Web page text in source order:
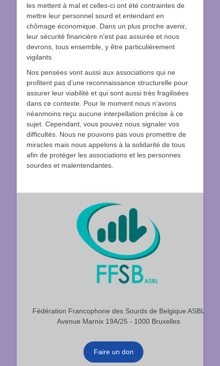
les mettent à mal et celles-ci ont été contraintes de
mettre leur personnel sourd et entendant en
chômage économique. Dans un plus proche avenir,
leur sécurité financière n’est pas assurée et nous
devrons, tous ensemble, y être particulièrement
vigilants.
Nos pensées vont aussi aux associations qui ne
profitent pas d’une reconnaissance structurelle pour
assurer leur viabilité et qui sont aussi très fragilisées
dans ce contexte. Pour le moment nous n’avons
néanmoins reçu aucune interpellation précise à ce
sujet. Cependant, vous pouvez nous signaler vos
difficultés. Nous ne pouvons pas vous promettre de
miracles mais nous appelons à la solidarité de tous
afin de protéger les associations et les personnes
sourdes et malentendantes.
Fédération Francophone des Sourds de Belgique ASBL
Avenue Marnix 19A/25 - 1000 Bruxelles
Faire un don